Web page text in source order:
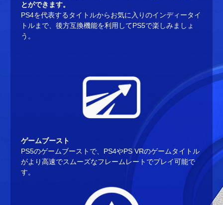
とができます。
PS4を代表するタイトルからお気に入りのインディータイ
トルまで、後方互換機能を利用してPS5で楽しみましょ
う。
ゲームブースト
PS5のゲームブーストで、PS4やPS VRのゲームタイトル
がより高速でスムーズなフレームレートでプレイ可能で
す。